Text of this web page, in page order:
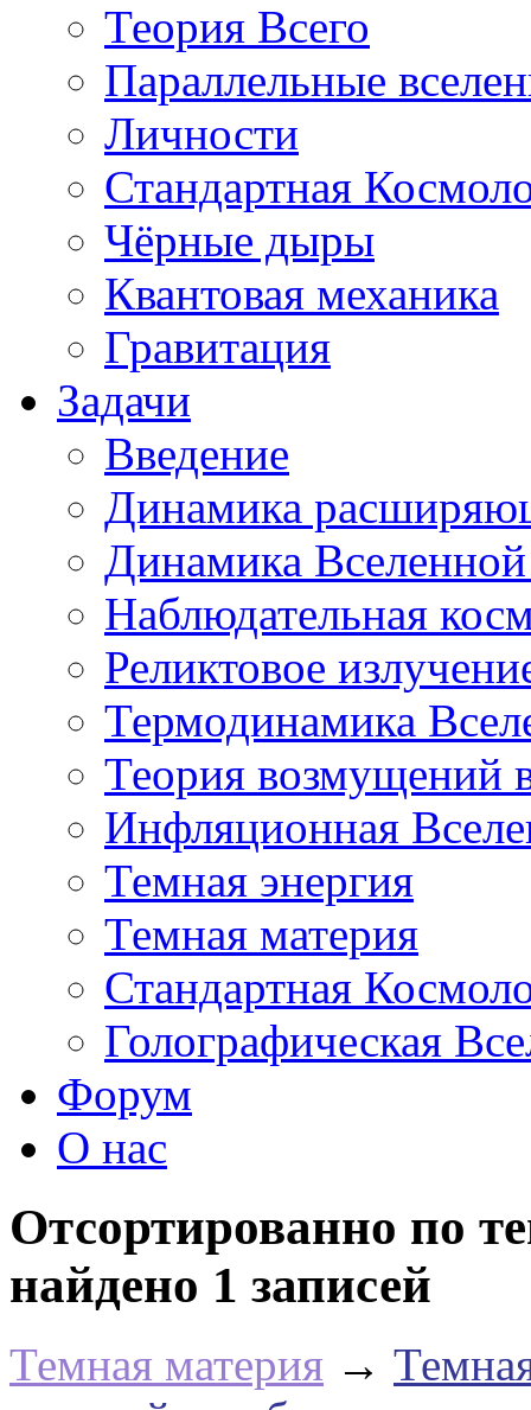
Теория Всего
Параллельные
Личности
Стандартная
Чёрные дыры
Квантовая механика
Гравитация
Задачи
Введение
Динамика
Динамика
Наблюдательная
Реликтовое
Термодинамика
Теория возмущений
Инфляционная
Темная энергия
Темная материя
Стандартная
Голографическая
Форум
О нас
Отсортированно по
найдено 1 записей
Темная материя →